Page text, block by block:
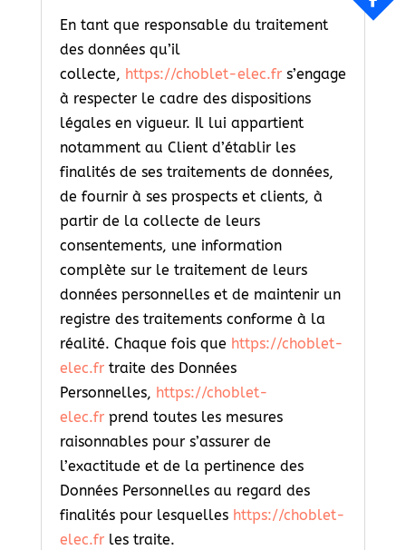
En tant que responsable du traitement
des données qu’il
collecte, https://choblet-elec.fr s’engage
à respecter le cadre des dispositions
légales en vigueur. Il lui appartient
notamment au Client d’établir les
finalités de ses traitements de données,
de fournir à ses prospects et clients, à
partir de la collecte de leurs
consentements, une information
complète sur le traitement de leurs
données personnelles et de maintenir un
registre des traitements conforme à la
réalité. Chaque fois que https://choblet-
elec.fr traite des Données
Personnelles, https://choblet-
elec.fr prend toutes les mesures
raisonnables pour s’assurer de
l’exactitude et de la pertinence des
Données Personnelles au regard des
finalités pour lesquelles https://choblet-
elec.fr les traite.